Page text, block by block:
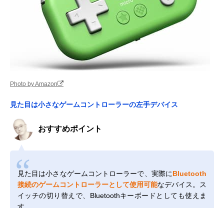
Photo by Amazon
見た目は小さなゲームコントローラーの左手デバイス
おすすめポイント
見た目は小さなゲームコントローラーで、実際にBluetooth
接続のゲームコントローラーとして使用可能なデバイス。ス
イッチの切り替えで、Bluetoothキーボードとしても使えま